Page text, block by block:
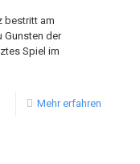
bestritt am
Gunsten der
Spiel im
Mehr erfahren